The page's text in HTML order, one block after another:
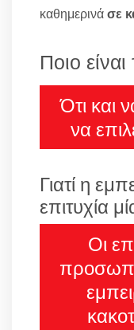
καθημερινάσε
Ποιο
Ότι και
να
Γιατί η
επιτυχία
Οι